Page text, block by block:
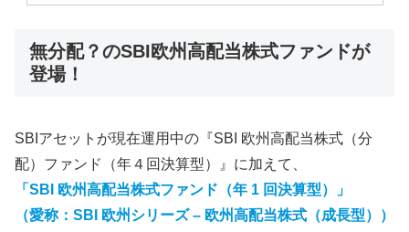
無分配？のSBI欧州高配当株式ファンドが
登場！
SBIアセットが現在運用中の『SBI 欧州高配当株式（分
配）ファンド（年４回決算型）』に加えて、
「SBI 欧州高配当株式ファンド（年 1 回決算型）」
（愛称：SBI 欧州シリーズ – 欧州高配当株式（成長型））